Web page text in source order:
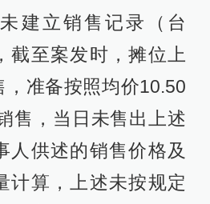
建立销售记录（台
截至案发时，摊位上
，准备按照均价10.50
售，当日未售出上述
人供述的销售价格及
计算，上述未按规定